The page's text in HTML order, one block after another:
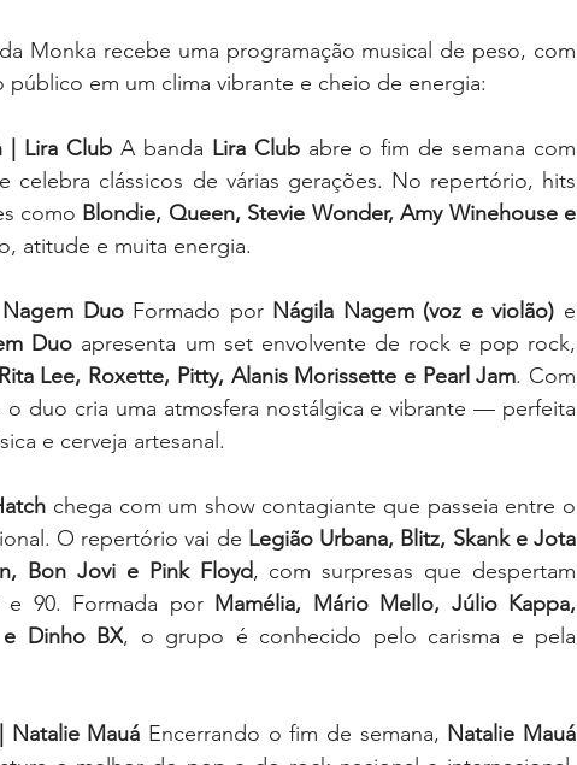
Monka recebe uma programação musical de peso, com
em um clima vibrante e cheio de energia:
| Lira Club A banda Lira Club abre o fim de semana com
celebra clássicos de várias gerações. No repertório, hits
como Blondie, Queen, Stevie Wonder, Amy Winehouse e
atitude e muita energia.
Duo Formado por Nágila Nagem (voz e violão)
Duo apresenta um set envolvente de rock e pop rock,
Lee, Roxette, Pitty, Alanis Morissette e Pearl Jam. Com
o duo cria uma atmosfera nostálgica e vibrante — perfeita
e cerveja artesanal.
chega com um show contagiante que passeia entre o
O repertório vai de Legião Urbana, Blitz, Skank e Jota
Bon Jovi e Pink Floyd, com surpresas que despertam
e 90. Formada por Mamélia, Mário Mello, Júlio Kappa,
Dinho BX, o grupo é conhecido pelo carisma e pela
Natalie Mauá Encerrando o fim de semana, Natalie Mauá